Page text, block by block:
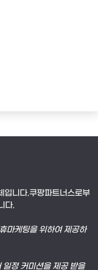
입니다.쿠팡파트너스로부
다.
마케팅을 위하여 제공하
정 커미션을 제공 받을